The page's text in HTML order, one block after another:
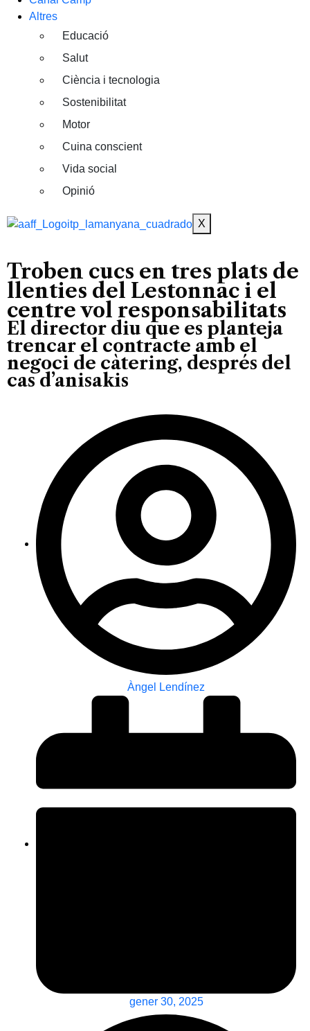
Altres
Educació
Salut
Ciència i tecnologia
Sostenibilitat
Motor
Cuina conscient
Vida social
Opinió
X
Troben cucs en tres plats de
llenties del Lestonnac i el
centre vol responsabilitats
El director diu que es planteja
trencar el contracte amb el
negoci de càtering, després del
cas d’anisakis
Àngel Lendínez
gener 30, 2025